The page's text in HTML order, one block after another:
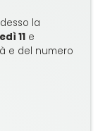
la
11 e
e del numero